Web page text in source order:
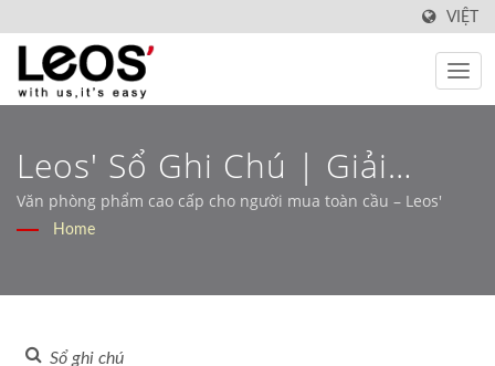
VIỆT
Leos' Sổ Ghi Chú | Giải
Pháp Văn Phòng Phẩm OEM
Trường Bán Lẻ Và B2B –
Leos'
Văn phòng phẩm cao cấp cho người mua toàn cầu – Leos'
Home